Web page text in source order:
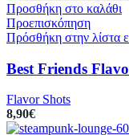
Προσθήκη στο καλάθι
Προεπισκόπηση
Πρόσθήκη στην λίστα
Best Friends
Flavor Shots
8,90€